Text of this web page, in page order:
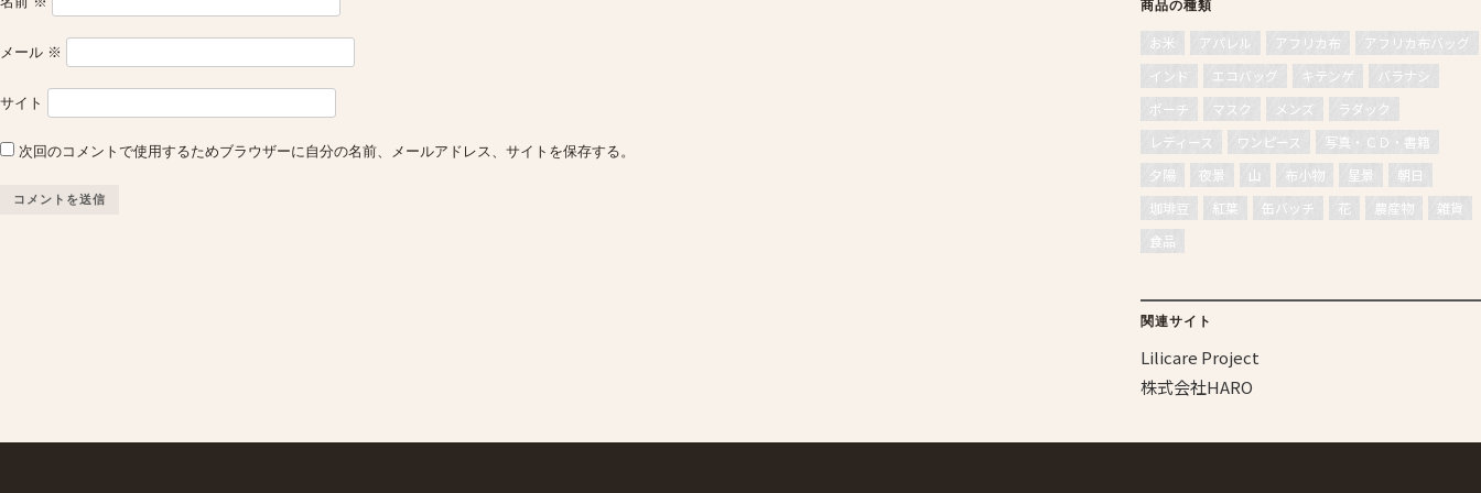
メール ※
サイト
次回のコメントで使用するためブラウザーに自分の名前、メールアドレス、サイトを保存する。
商品の種類
お米 アパレル アフリカ布
アフリカ布バッグ
インド
エコバッグ キテンゲ
バラナシ
ポーチ
マスク メンズ
ラダック
レディース
ワンピース
写真・ＣＤ・書籍
夕陽
夜景 山 布小物 星景
朝日
珈琲豆
紅葉 缶バッチ 花 農産物
雑貨
食品
関連サイト
Lilicare Project
株式会社HARO